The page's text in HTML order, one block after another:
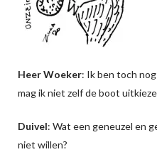
Heer Woeker: Ik ben toch
mag ik niet zelf de boot
Duivel: Wat een geneuzel en
niet willen?